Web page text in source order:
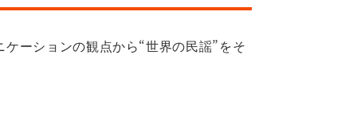
ーションの観点から“世界の民謡”をそ